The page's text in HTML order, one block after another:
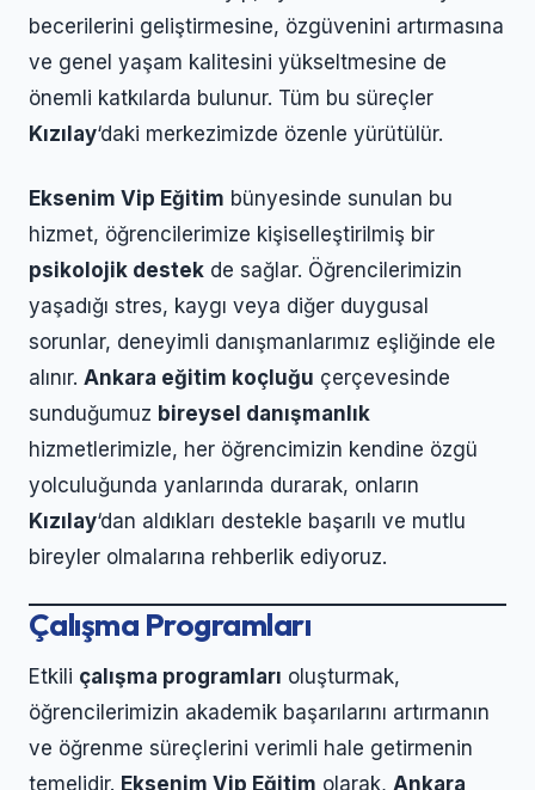
becerilerini geliştirmesine, özgüvenini artırmasına
ve genel yaşam kalitesini yükseltmesine de
önemli katkılarda bulunur. Tüm bu süreçler
Kızılay‘daki merkezimizde özenle yürütülür.
Eksenim Vip Eğitim bünyesinde sunulan bu
hizmet, öğrencilerimize kişiselleştirilmiş bir
psikolojik destek de sağlar. Öğrencilerimizin
yaşadığı stres, kaygı veya diğer duygusal
sorunlar, deneyimli danışmanlarımız eşliğinde ele
alınır. Ankara eğitim koçluğu çerçevesinde
sunduğumuz bireysel danışmanlık
hizmetlerimizle, her öğrencimizin kendine özgü
yolculuğunda yanlarında durarak, onların
Kızılay‘dan aldıkları destekle başarılı ve mutlu
bireyler olmalarına rehberlik ediyoruz.
Çalışma Programları
Etkili çalışma programları oluşturmak,
öğrencilerimizin akademik başarılarını artırmanın
ve öğrenme süreçlerini verimli hale getirmenin
temelidir. Eksenim Vip Eğitim olarak, Ankara